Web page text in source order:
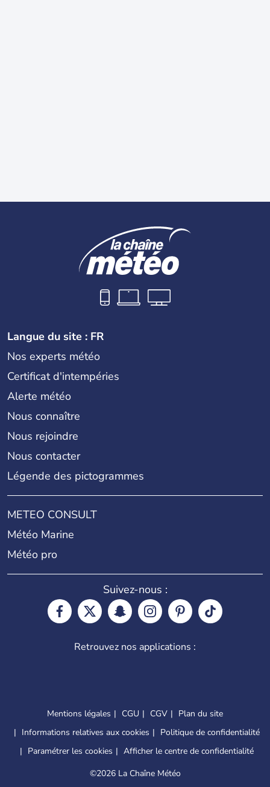
Langue du site : FR
Nos experts météo
Certificat d'intempéries
Alerte météo
Nous connaître
Nous rejoindre
Nous contacter
Légende des pictogrammes
METEO CONSULT
Météo Marine
Météo pro
Suivez-nous :
Retrouvez nos applications :
Mentions légales CGU CGV
Plan du site
Informations relatives aux cookies
Politique de confidentialité
Paramétrer les cookies
Afficher le centre de confidentialité
©2026 La Chaîne Météo